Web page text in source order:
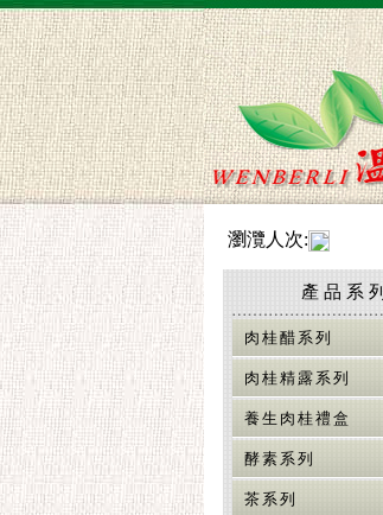
瀏灠人次:
產品系列
肉桂醋系列
肉桂精露系列
養生肉桂禮盒
酵素系列
茶系列